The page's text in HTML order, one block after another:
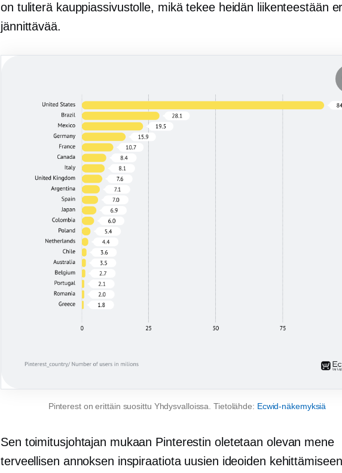
on tuliteräkauppiassivustolle, mikä tekee heidän liikenteestään
jännittävää.
Pinterest on erittäin suosittu Yhdysvalloissa. Tietolähde: Ecwid-näkemyksiä
Sen toimitusjohtajan mukaan Pinterestin oletetaan olevan mene
terveellisen annoksen inspiraatiota uusien ideoiden kehittämiseen